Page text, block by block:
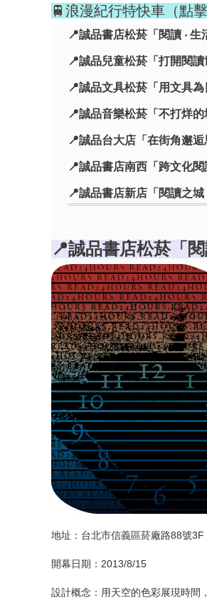
🚆浪漫紀行特快車（點
📍誠品書店松菸「閱讀 ‧ 生
📍誠品兒童松菸「打開閱讀
📍誠品文具松菸「用文具為
📍誠品音樂松菸「不打烊的
📍誠品台大店「在街角邂逅
📍誠品書店南西「跨文化閱
📍誠品書店新店「閱讀之城
📍誠品書店西門「文化的經
📍誠品美麗華店「傳遞幸福
📍誠品宜蘭店「閱讀在地深
📍誠品書店台茂店「家居憩
📍誠品書店林口店「林間閱
📍誠品書店花蓮遠百店「山
📍誠品書店桃園統領店「靈
📍誠品書店板橋「閱讀共饗
📍誠品雙和比漾店「知識相
📍誠品書店新竹巨城店「知
📍誠品書店新板「體驗與分
📍誠品書店竹北遠百店「豐
📍誠品書店站前店「閱讀進
📍誠品書店捷運敦化店「
📍誠品書店松菸「閱
地址：台北市信義區菸廠路88號3F
開幕日期：2013/8/15
設計概念：用天空的色彩展現時間